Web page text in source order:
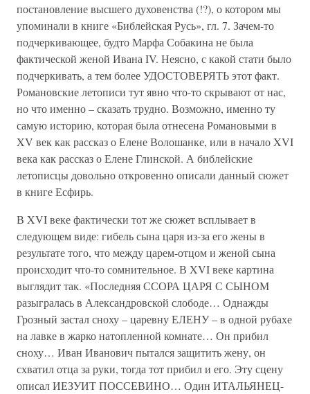
постановление высшего духовенства (!?), о котором мы
упоминали в книге «Библейская Русь», гл. 7. Зачем-то
подчеркивающее, будто Марфа Собакина не была
фактической женой Ивана IV. Неясно, с какой стати было
подчеркивать, а тем более УДОСТОВЕРЯТЬ этот факт.
Романовские летописи тут явно что-то скрывают от нас,
но что именно – сказать трудно. Возможно, именно ту
самую историю, которая была отнесена Романовыми в
XV век как рассказ о Елене Волошанке, или в начало XVI
века как рассказ о Елене Глинской. А библейские
летописцы довольно откровенно описали данный сюжет
в книге Есфирь.
В XVI веке фактически тот же сюжет всплывает в
следующем виде: гибель сына царя из-за его жены в
результате того, что между царем-отцом и женой сына
происходит что-то сомнительное. В XVI веке картина
выглядит так. «Последняя ССОРА ЦАРЯ С СЫНОМ
разыгралась в Александровской слободе… Однажды
Грозный застал сноху – царевну ЕЛЕНУ – в одной рубахе
на лавке в жарко натопленной комнате… Он прибил
сноху… Иван Иванович пытался защитить жену, он
схватил отца за руки, тогда тот прибил и его. Эту сцену
описал ИЕЗУИТ ПОССЕВИНО… Один ИТАЛЬЯНЕЦ-